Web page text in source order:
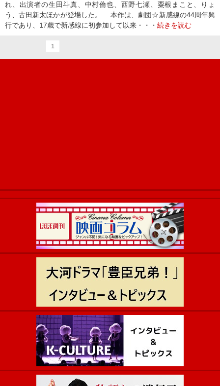
れ、出演者の生田斗真、中村倫也、西野七瀬、粟根まこと、りょ
う、古田新太ほかが登場した。 本作は、劇団☆新感線の44周年興
行であり、17歳で新感線に初参加して以来・・・ 続きを読む
1